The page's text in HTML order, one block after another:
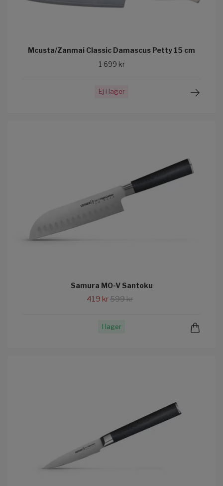
Mcusta/Zanmai Classic Damascus Petty 15 cm
1 699 kr
Ej i lager
Samura MO-V Santoku
419 kr599 kr
I lager